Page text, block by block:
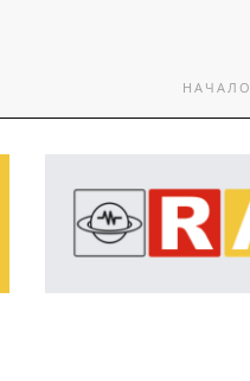
НАЧАЛО